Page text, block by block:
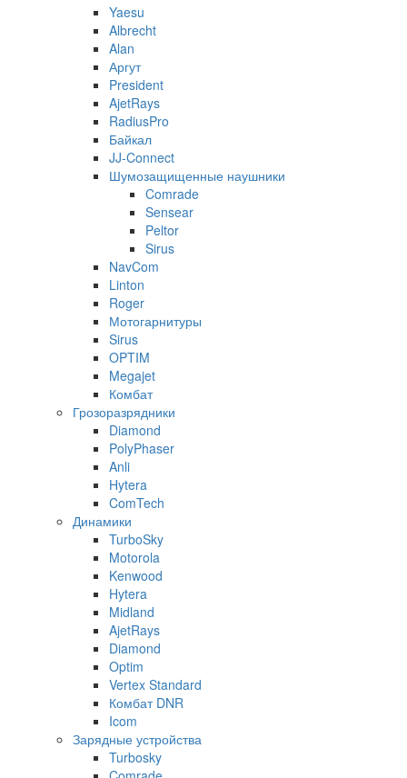
Yaesu
Albrecht
Alan
Аргут
President
AjetRays
RadiusPro
Байкал
JJ-Connect
Шумозащищенные наушники
Comrade
Sensear
Peltor
Sirus
NavCom
Linton
Roger
Мотогарнитуры
Sirus
OPTIM
Megajet
Комбат
Грозоразрядники
Diamond
PolyPhaser
Anli
Hytera
ComTech
Динамики
TurboSky
Motorola
Kenwood
Hytera
Midland
AjetRays
Diamond
Optim
Vertex Standard
Комбат DNR
Icom
Зарядные устройства
Turbosky